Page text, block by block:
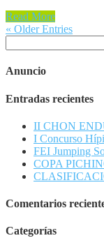
Read More
« Older Entries
Anuncio
Entradas recientes
II CHON
I Concurso
FEI Jumping
COPA
Comentarios
Categorías